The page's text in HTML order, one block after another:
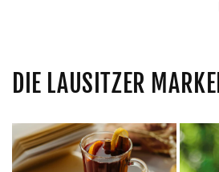
DIE LAUSITZER